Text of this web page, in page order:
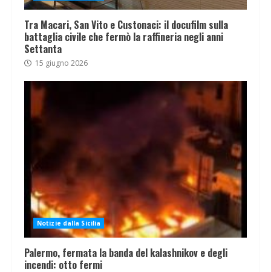
Tra Macari, San Vito e Custonaci: il docufilm sulla
battaglia civile che fermò la raffineria negli anni
Settanta
15 giugno 2026
Notizie dalla Sicilia
Palermo, fermata la banda del kalashnikov e degli
incendi: otto fermi